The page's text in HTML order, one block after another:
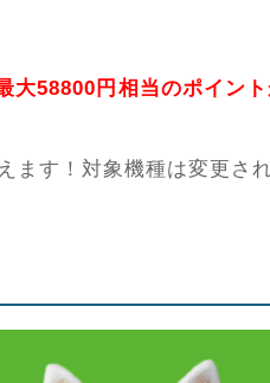
大58800円相当のポイン
ます！対象機種は変更さ